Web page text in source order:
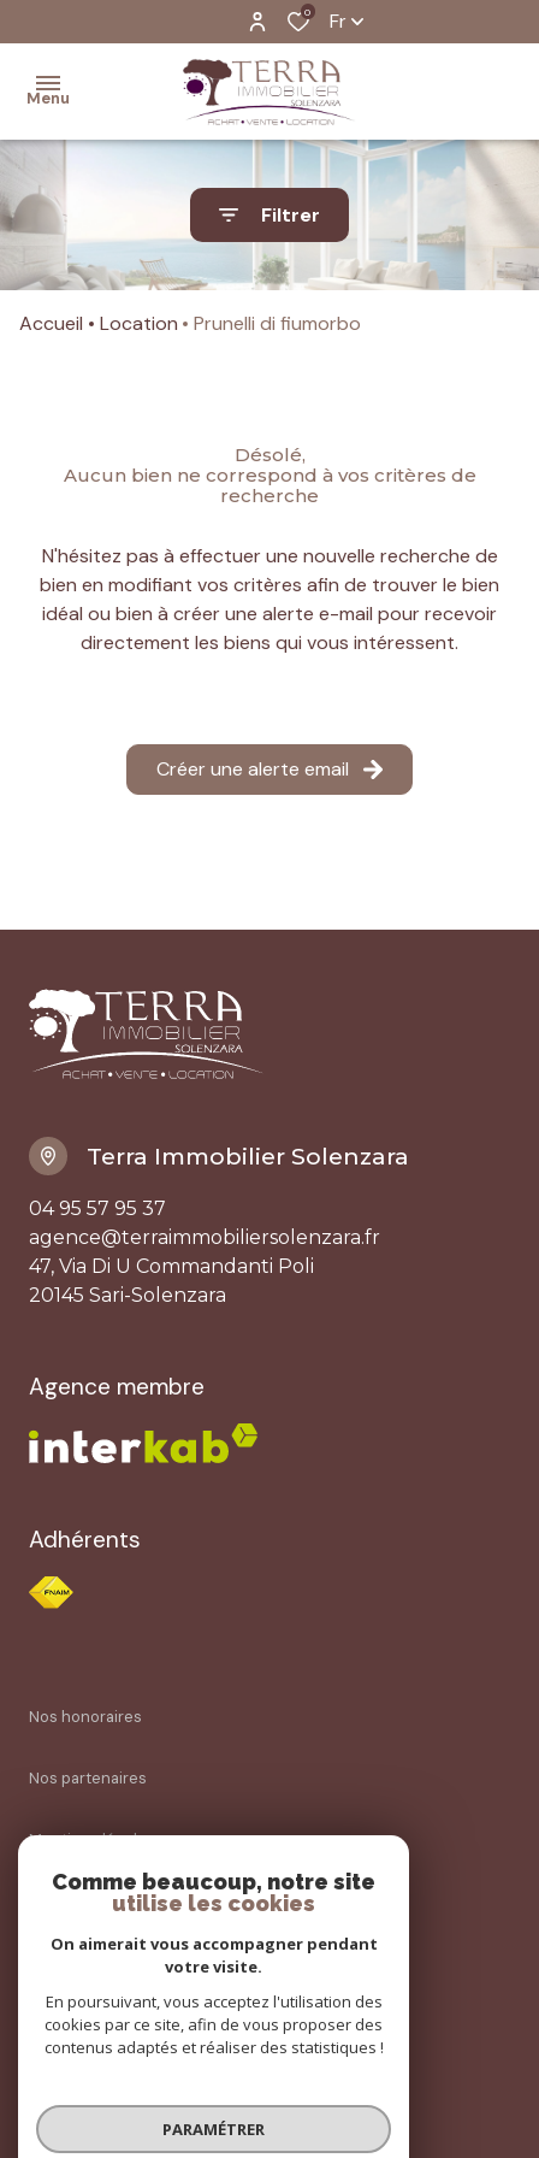
0 Fr
Menu
Accueil
Ventes
Programmes
Neufs
de votre
Actualités
Contact
Filtrer
Accueil Location Prunelli di fiumorbo
Désolé,
Aucun bien ne correspond à vos critères de
recherche
N'hésitez pas à effectuer une nouvelle recherche de
bien en modifiant vos critères afin de trouver le bien
idéal ou bien à créer une alerte e-mail pour recevoir
directement les biens qui vous intéressent.
Créer une alerte email
Terra Immobilier Solenzara
04 95 57 95 37
agence@terraimmobiliersolenzara.fr
47, Via Di U Commandanti Poli
20145 Sari-Solenzara
Agence membre
Adhérents
Nos honoraires
Nos partenaires
Mentions légales
Cookies
© 2026 | Tous droits réservés
Comme beaucoup, notre site
utilise les cookies
On aimerait vous accompagner pendant
votre visite.
En poursuivant, vous acceptez l'utilisation des
cookies par ce site, afin de vous proposer des
contenus adaptés et réaliser des statistiques !
PARAMÉTRER